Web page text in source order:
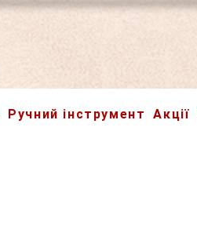
Ручний інструмент Акції